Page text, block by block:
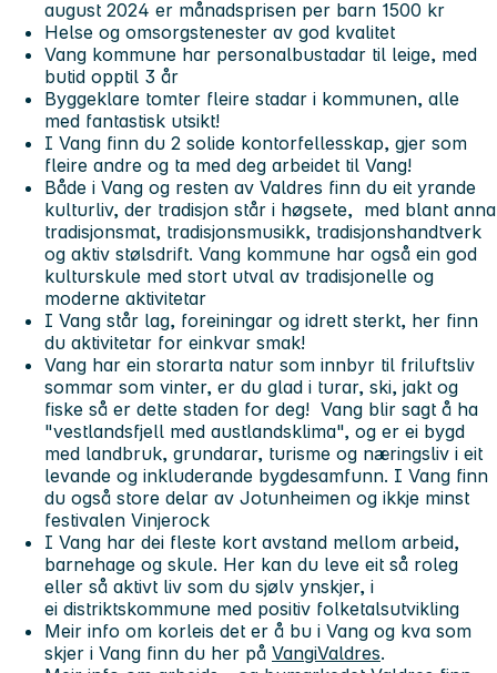
august 2024 er månadsprisen per barn 1500 kr
Helse og omsorgstenester av god kvalitet
Vang kommune har personalbustadar til leige, med
butid opptil 3 år
Byggeklare tomter fleire stadar i kommunen, alle
med fantastisk utsikt!
I Vang finn du 2 solide kontorfellesskap, gjer som
fleire andre og ta med deg arbeidet til Vang!
Både i Vang og resten av Valdres finn du eit yrande
kulturliv, der tradisjon står i høgsete, med blant anna
tradisjonsmat, tradisjonsmusikk, tradisjonshandtverk
og aktiv stølsdrift. Vang kommune har også ein god
kulturskule med stort utval av tradisjonelle og
moderne aktivitetar
I Vang står lag, foreiningar og idrett sterkt, her finn
du aktivitetar for einkvar smak!
Vang har ein storarta natur som innbyr til friluftsliv
sommar som vinter, er du glad i turar, ski, jakt og
fiske så er dette staden for deg! Vang blir sagt å ha
"vestlandsfjell med austlandsklima", og er ei bygd
med landbruk, grundarar, turisme og næringsliv i eit
levande og inkluderande bygdesamfunn. I Vang finn
du også store delar av Jotunheimen og ikkje minst
festivalen Vinjerock
I Vang har dei fleste kort avstand mellom arbeid,
barnehage og skule. Her kan du leve eit så roleg
eller så aktivt liv som du sjølv ynskjer, i
ei distriktskommune med positiv folketalsutvikling
Meir info om korleis det er å bu i Vang og kva som
skjer i Vang finn du her på VangiValdres.